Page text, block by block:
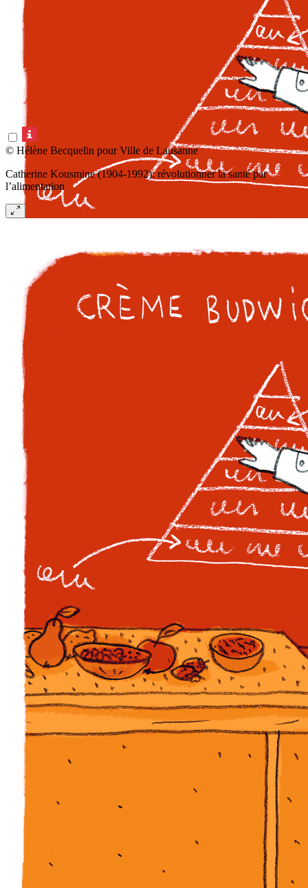
© Hélène Becquelin pour Ville de Lausanne
Catherine Kousmine (1904-1992): révolutionner la santé par
l’alimentation